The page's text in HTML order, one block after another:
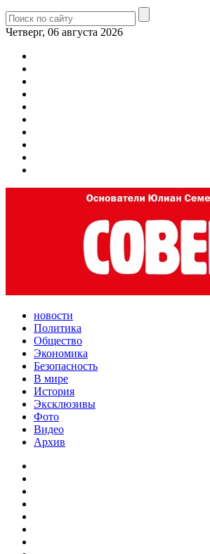
Четверг, 06 августа 2026
новости
Политика
Общество
Экономика
Безопасность
В мире
История
Эксклюзивы
Фото
Видео
Архив